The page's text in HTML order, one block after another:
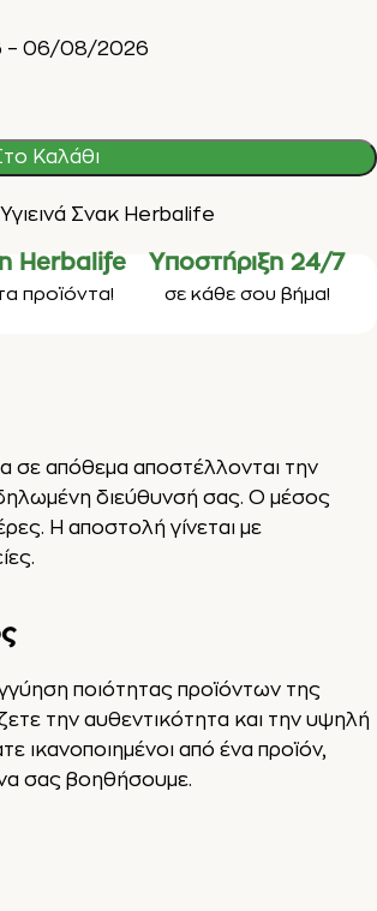
06/08/2026
Καλάθι
Υγιεινά Σνακ Herbalife
Herbalife
προϊόντα!
Υποστήριξη 24/7
σε κάθε σου βήμα!
σε απόθεμα αποστέλλονται την
διεύθυνσή σας. Ο μέσος
Η αποστολή γίνεται με
ποιότητας προϊόντων της
την αυθεντικότητα και την υψηλή
ικανοποιημένοι από ένα προϊόν,
σας βοηθήσουμε.